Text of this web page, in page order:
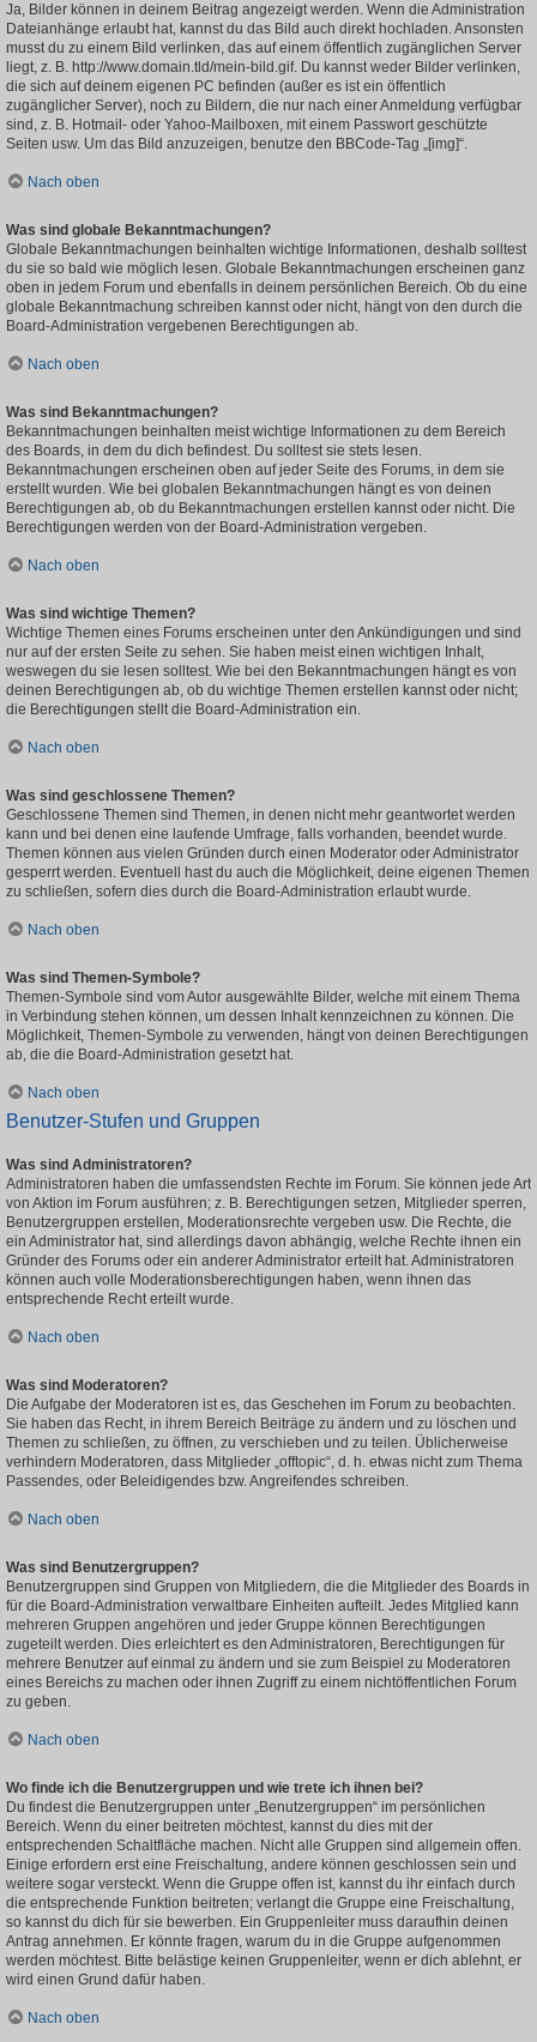
Ja, Bilder können in deinem Beitrag angezeigt werden. Wenn die Administration
Dateianhänge erlaubt hat, kannst du das Bild auch direkt hochladen. Ansonsten
musst du zu einem Bild verlinken, das auf einem öffentlich zugänglichen Server
liegt, z. B. http://www.domain.tld/mein-bild.gif. Du kannst weder Bilder verlinken,
die sich auf deinem eigenen PC befinden (außer es ist ein öffentlich
zugänglicher Server), noch zu Bildern, die nur nach einer Anmeldung verfügbar
sind, z. B. Hotmail- oder Yahoo-Mailboxen, mit einem Passwort geschützte
Seiten usw. Um das Bild anzuzeigen, benutze den BBCode-Tag „[img]“.
Nach oben
Was sind globale Bekanntmachungen?
Globale Bekanntmachungen beinhalten wichtige Informationen, deshalb solltest
du sie so bald wie möglich lesen. Globale Bekanntmachungen erscheinen ganz
oben in jedem Forum und ebenfalls in deinem persönlichen Bereich. Ob du eine
globale Bekanntmachung schreiben kannst oder nicht, hängt von den durch die
Board-Administration vergebenen Berechtigungen ab.
Nach oben
Was sind Bekanntmachungen?
Bekanntmachungen beinhalten meist wichtige Informationen zu dem Bereich
des Boards, in dem du dich befindest. Du solltest sie stets lesen.
Bekanntmachungen erscheinen oben auf jeder Seite des Forums, in dem sie
erstellt wurden. Wie bei globalen Bekanntmachungen hängt es von deinen
Berechtigungen ab, ob du Bekanntmachungen erstellen kannst oder nicht. Die
Berechtigungen werden von der Board-Administration vergeben.
Nach oben
Was sind wichtige Themen?
Wichtige Themen eines Forums erscheinen unter den Ankündigungen und sind
nur auf der ersten Seite zu sehen. Sie haben meist einen wichtigen Inhalt,
weswegen du sie lesen solltest. Wie bei den Bekanntmachungen hängt es von
deinen Berechtigungen ab, ob du wichtige Themen erstellen kannst oder nicht;
die Berechtigungen stellt die Board-Administration ein.
Nach oben
Was sind geschlossene Themen?
Geschlossene Themen sind Themen, in denen nicht mehr geantwortet werden
kann und bei denen eine laufende Umfrage, falls vorhanden, beendet wurde.
Themen können aus vielen Gründen durch einen Moderator oder Administrator
gesperrt werden. Eventuell hast du auch die Möglichkeit, deine eigenen Themen
zu schließen, sofern dies durch die Board-Administration erlaubt wurde.
Nach oben
Was sind Themen-Symbole?
Themen-Symbole sind vom Autor ausgewählte Bilder, welche mit einem Thema
in Verbindung stehen können, um dessen Inhalt kennzeichnen zu können. Die
Möglichkeit, Themen-Symbole zu verwenden, hängt von deinen Berechtigungen
ab, die die Board-Administration gesetzt hat.
Nach oben
Benutzer-Stufen und Gruppen
Was sind Administratoren?
Administratoren haben die umfassendsten Rechte im Forum. Sie können jede Art
von Aktion im Forum ausführen; z. B. Berechtigungen setzen, Mitglieder sperren,
Benutzergruppen erstellen, Moderationsrechte vergeben usw. Die Rechte, die
ein Administrator hat, sind allerdings davon abhängig, welche Rechte ihnen ein
Gründer des Forums oder ein anderer Administrator erteilt hat. Administratoren
können auch volle Moderationsberechtigungen haben, wenn ihnen das
entsprechende Recht erteilt wurde.
Nach oben
Was sind Moderatoren?
Die Aufgabe der Moderatoren ist es, das Geschehen im Forum zu beobachten.
Sie haben das Recht, in ihrem Bereich Beiträge zu ändern und zu löschen und
Themen zu schließen, zu öffnen, zu verschieben und zu teilen. Üblicherweise
verhindern Moderatoren, dass Mitglieder „offtopic“, d. h. etwas nicht zum Thema
Passendes, oder Beleidigendes bzw. Angreifendes schreiben.
Nach oben
Was sind Benutzergruppen?
Benutzergruppen sind Gruppen von Mitgliedern, die die Mitglieder des Boards in
für die Board-Administration verwaltbare Einheiten aufteilt. Jedes Mitglied kann
mehreren Gruppen angehören und jeder Gruppe können Berechtigungen
zugeteilt werden. Dies erleichtert es den Administratoren, Berechtigungen für
mehrere Benutzer auf einmal zu ändern und sie zum Beispiel zu Moderatoren
eines Bereichs zu machen oder ihnen Zugriff zu einem nichtöffentlichen Forum
zu geben.
Nach oben
Wo finde ich die Benutzergruppen und wie trete ich ihnen bei?
Du findest die Benutzergruppen unter „Benutzergruppen“ im persönlichen
Bereich. Wenn du einer beitreten möchtest, kannst du dies mit der
entsprechenden Schaltfläche machen. Nicht alle Gruppen sind allgemein offen.
Einige erfordern erst eine Freischaltung, andere können geschlossen sein und
weitere sogar versteckt. Wenn die Gruppe offen ist, kannst du ihr einfach durch
die entsprechende Funktion beitreten; verlangt die Gruppe eine Freischaltung,
so kannst du dich für sie bewerben. Ein Gruppenleiter muss daraufhin deinen
Antrag annehmen. Er könnte fragen, warum du in die Gruppe aufgenommen
werden möchtest. Bitte belästige keinen Gruppenleiter, wenn er dich ablehnt, er
wird einen Grund dafür haben.
Nach oben